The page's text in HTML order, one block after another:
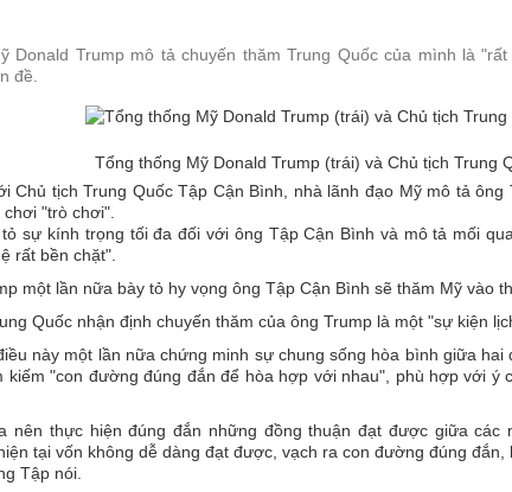
Donald Trump mô tả chuyến thăm Trung Quốc của mình là
đề.
Tổng thống Mỹ Donald Trump (trái) và Chủ tịch Trung
Chủ tịch Trung Quốc Tập Cận Bình, nhà lãnh đạo Mỹ mô tả
"trò chơi".
sự kính trọng tối đa đối với ông Tập Cận Bình và mô tả mối
rất bền chặt".
một lần nữa bày tỏ hy vọng ông Tập Cận Bình sẽ thăm Mỹ vào
Quốc nhận định chuyến thăm của ông Trump là một "sự kiện
này một lần nữa chứng minh sự chung sống hòa bình giữa
kiếm "con đường đúng đắn để hòa hợp với nhau", phù hợp với ý
nên thực hiện đúng đắn những đồng thuận đạt được giữa
tại vốn không dễ dàng đạt được, vạch ra con đường đúng
Tập nói.